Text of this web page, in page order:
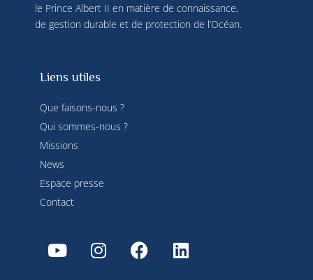
le Prince Albert II en matière de connaissance,
de gestion durable et de protection de l’Océan.
Liens utiles
Que faisons-nous ?
Qui sommes-nous ?
Missions
News
Espace presse
Contact